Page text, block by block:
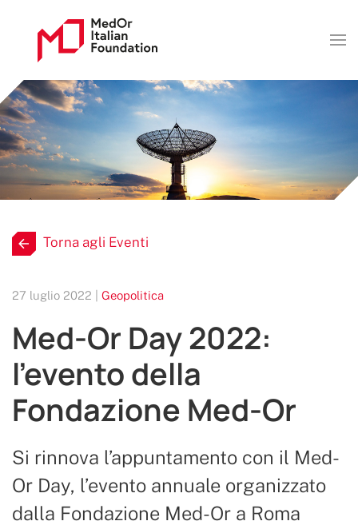
Torna agli Eventi
27 luglio 2022 | Geopolitica
Med-Or Day 2022:
l’evento della
Fondazione Med-Or
Si rinnova l’appuntamento con il Med-
Or Day, l’evento annuale organizzato
dalla Fondazione Med-Or a Roma